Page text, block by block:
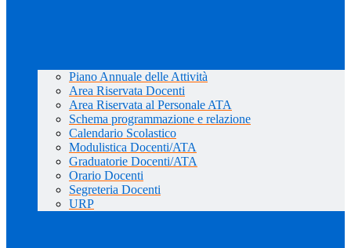
Piano Annuale delle Attività
Area Riservata Docenti
Area Riservata al Personale ATA
Schema programmazione e relazione
Calendario Scolastico
Modulistica Docenti/ATA
Graduatorie Docenti/ATA
Orario Docenti
Segreteria Docenti
URP